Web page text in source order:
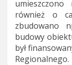
również o
zbudowano
budowy
był
Regionalnego.